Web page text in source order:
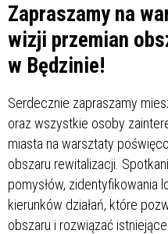
Zapraszamy na
wizji przemian
w Będzinie!
Serdecznie zapraszamy
oraz wszystkie osoby
miasta na warsztaty
obszaru rewitalizacji.
pomysłów, zidentyfikowania
kierunków działań, które
obszaru i rozwiązać